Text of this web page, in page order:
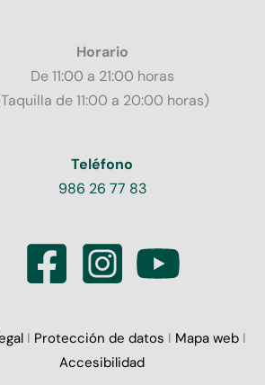
Horario
De 11:00 a 21:00 horas
de 11:00 a 20:00 horas)
Teléfono
986 26 77 83
I Protección de datos I Mapa web I
Accesibilidad